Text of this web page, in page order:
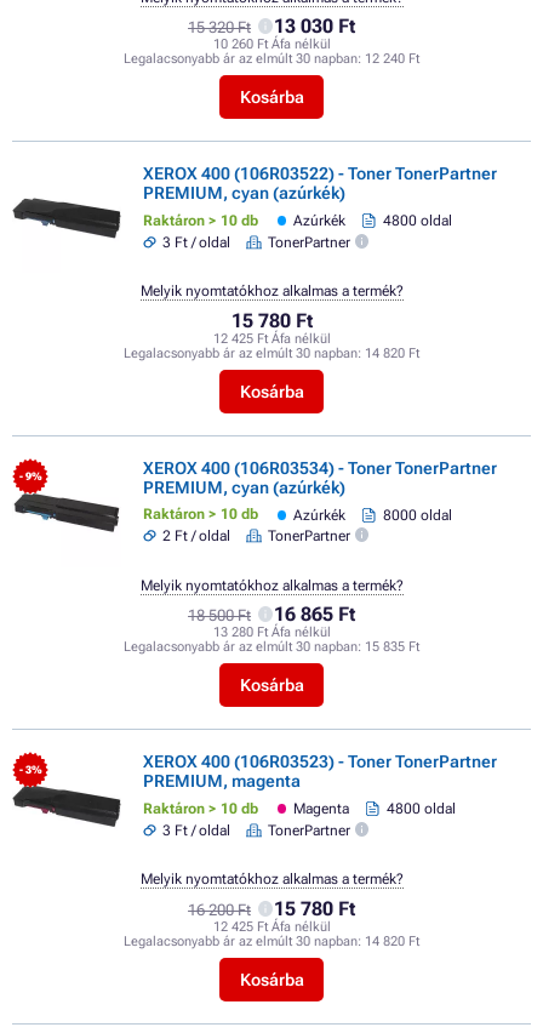
15 320 Ft 13 030 Ft
10 260 Ft Áfa nélkül
Legalacsonyabb ár az elmúlt 30 napban: 12 240 Ft
Kosárba
XEROX 400 (106R03522) - Toner TonerPartner
PREMIUM, cyan (azúrkék)
Raktáron > 10 db Azúrkék
4800 oldal
3 Ft / oldal
TonerPartner
15 780 Ft
12 425 Ft Áfa nélkül
Legalacsonyabb ár az elmúlt 30 napban: 14 820 Ft
Kosárba
Melyik nyomtatókhoz alkalmas a termék?
- 9%
XEROX 400 (106R03534) - Toner TonerPartner
PREMIUM, cyan (azúrkék)
Raktáron > 10 db Azúrkék
8000 oldal
2 Ft / oldal
TonerPartner
18 500 Ft 16 865 Ft
13 280 Ft Áfa nélkül
Legalacsonyabb ár az elmúlt 30 napban: 15 835 Ft
Kosárba
Melyik nyomtatókhoz alkalmas a termék?
- 3%
XEROX 400 (106R03523) - Toner TonerPartner
PREMIUM, magenta
Raktáron > 10 db Magenta
4800 oldal
3 Ft / oldal
TonerPartner
16 200 Ft 15 780 Ft
12 425 Ft Áfa nélkül
Legalacsonyabb ár az elmúlt 30 napban: 14 820 Ft
Kosárba
Melyik nyomtatókhoz alkalmas a termék?